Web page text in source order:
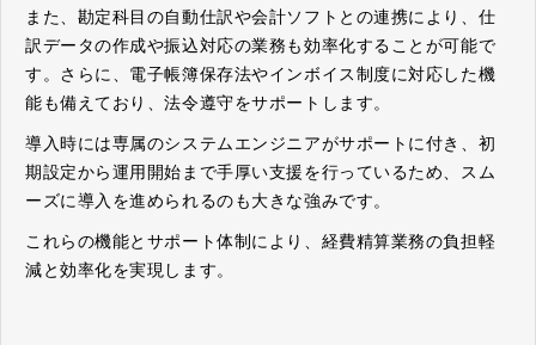
また、勘定科目の自動仕訳や会計ソフトとの連携により、仕
訳データの作成や振込対応の業務も効率化することが可能で
す。 さらに、電子帳簿保存法やインボイス制度に対応した機
能も備えており、法令遵守をサポートします。
導入時には専属のシステムエンジニアがサポートに付き、初
期設定から運用開始まで手厚い支援を行っているため、スム
ーズに導入を進められるのも大きな強みです。
これらの機能とサポート体制により、経費精算業務の負担軽
減と効率化を実現します。